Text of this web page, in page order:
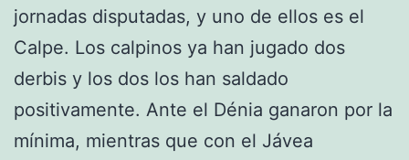
jornadas disputadas, y uno de ellos es el
Calpe. Los calpinos ya han jugado dos
derbis y los dos los han saldado
positivamente. Ante el Dénia ganaron por la
mínima, mientras que con el Jávea